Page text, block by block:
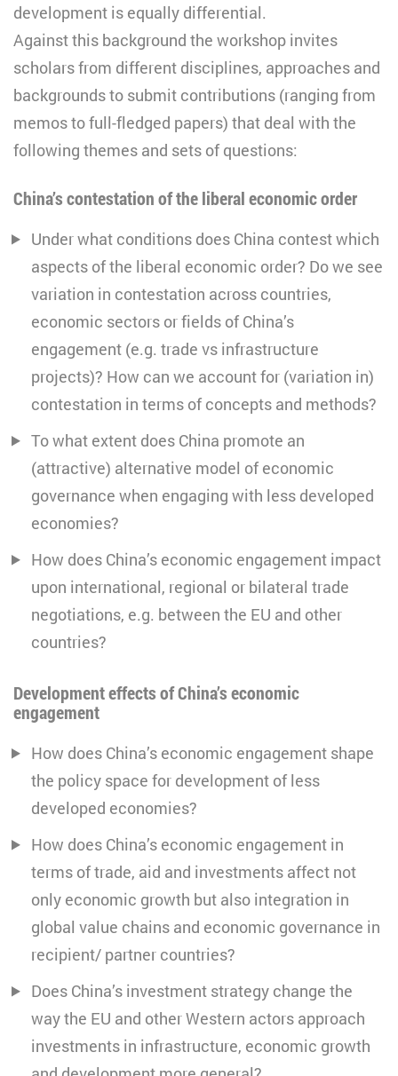
development is equally differential.
Against this background the workshop invites
scholars from different disciplines, approaches and
backgrounds to submit contributions (ranging from
memos to full-fledged papers) that deal with the
following themes and sets of questions:
China’s contestation of the liberal economic order
Under what conditions does China contest which
aspects of the liberal economic order? Do we see
variation in contestation across countries,
economic sectors or fields of China’s
engagement (e.g. trade vs infrastructure
projects)? How can we account for (variation in)
contestation in terms of concepts and methods?
To what extent does China promote an
(attractive) alternative model of economic
governance when engaging with less developed
economies?
How does China’s economic engagement impact
upon international, regional or bilateral trade
negotiations, e.g. between the EU and other
countries?
Development effects of China’s economic
engagement
How does China’s economic engagement shape
the policy space for development of less
developed economies?
How does China’s economic engagement in
terms of trade, aid and investments affect not
only economic growth but also integration in
global value chains and economic governance in
recipient/ partner countries?
Does China’s investment strategy change the
way the EU and other Western actors approach
investments in infrastructure, economic growth